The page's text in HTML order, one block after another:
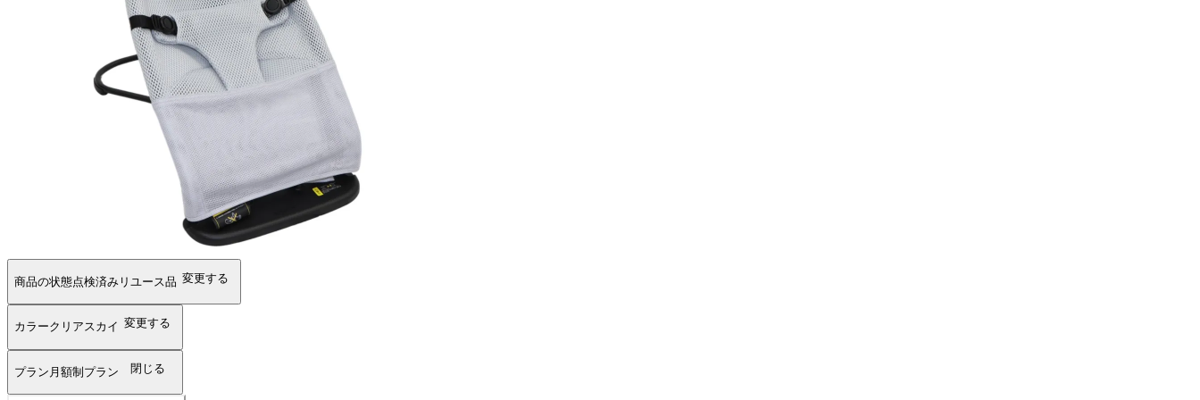
商品の状態点検済みリユース品 変更する
カラークリアスカイ 変更する
プラン 月額制プラン 閉じる